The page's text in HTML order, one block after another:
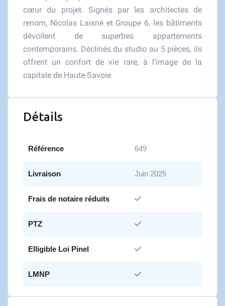
cœur du projet. Signés par les architectes de
renom, Nicolas Laisné et Groupe 6, les bâtiments
dévoilent de superbes appartements
contemporains. Déclinés du studio au 5 pièces, ils
offrent un confort de vie rare, à l’image de la
capitale de Haute-Savoie.
Détails
Référence 649
Livraison Juin 2025
Frais de notaire réduits
PTZ
Elligible Loi Pinel
LMNP